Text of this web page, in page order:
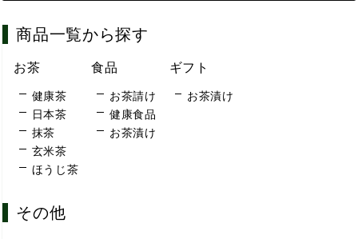
商品一覧から探す
お茶
健康茶
日本茶
抹茶
玄米茶
ほうじ茶
食品
お茶請け
健康食品
お茶漬け
ギフト
お茶漬け
その他